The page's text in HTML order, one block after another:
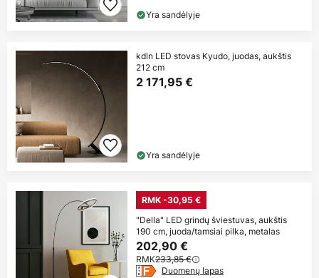
Yra sandėlyje
kdln LED stovas Kyudo, juodas, aukštis
212 cm
2 171,95 €
Yra sandėlyje
RMK -30,95 €
"Della" LED grindų šviestuvas, aukštis
190 cm, juoda/tamsiai pilka, metalas
202,90 €
RMK233,85 €
Duomenų lapas